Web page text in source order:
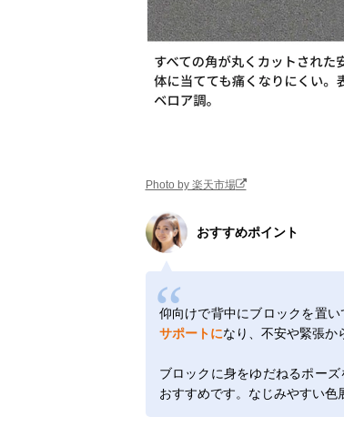
Photo by 楽天市場
おすすめポイント
仰向けで背中にブロックを置い
サポートになり、不安や緊張か
ブロックに身をゆだねるポー
おすすめです。なじみやすい色